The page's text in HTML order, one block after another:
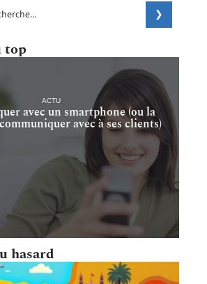
top
ACTU
avec un smartphone (ou la
avec à ses clients)
hasard